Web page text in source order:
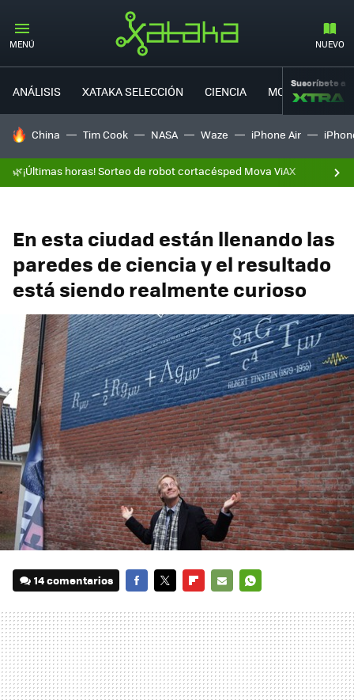
MENÚ NUEVO
ANÁLISIS XATAKA SELECCIÓN CIENCIA MOVILIDAD
Suscríbete a
HOY SE HABLA DE
China Tim Cook NASA Waze iPhone Air
🌿¡Últimas horas! Sorteo de robot cortacésped Mova ViAX
En esta ciudad están llenando las
paredes de ciencia y el resultado
está siendo realmente curioso
14 comentarios
MAIL